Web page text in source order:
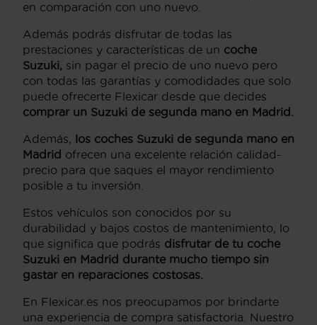
en comparación con uno nuevo.
Además podrás disfrutar de todas las
prestaciones y características de un coche
Suzuki, sin pagar el precio de uno nuevo pero
con todas las garantías y comodidades que solo
puede ofrecerte Flexicar desde que decides
comprar un Suzuki de segunda mano en Madrid.
Además,
los coches Suzuki de segunda mano en
Madrid ofrecen una excelente relación calidad-
precio para que saques el mayor rendimiento
posible a tu inversión.
Estos vehículos son conocidos por su
durabilidad y bajos costos de mantenimiento, lo
que significa que podrás disfrutar de tu coche
Suzuki en Madrid durante mucho tiempo sin
gastar en reparaciones costosas.
En Flexicar.es nos preocupamos por brindarte
una experiencia de compra satisfactoria. Nuestro